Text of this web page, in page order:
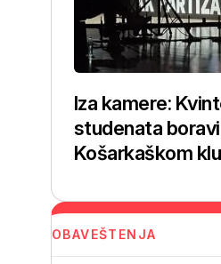
Iza kamere:
studenata
Košarkaškom
OBAVEŠTENJA